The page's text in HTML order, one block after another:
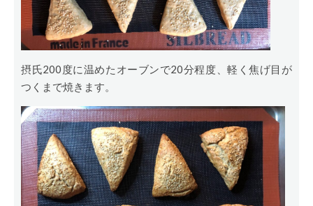
摂氏200度に温めたオーブンで20分程度、軽く焦げ目が
つくまで焼きます。